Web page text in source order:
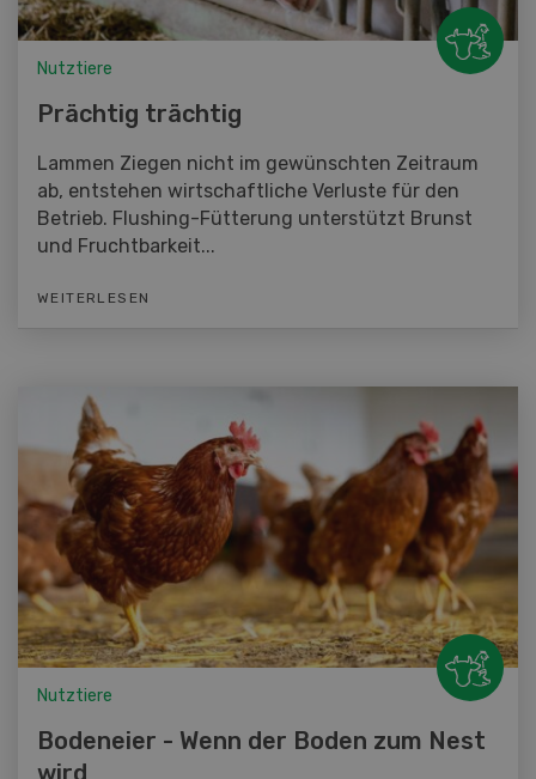
Nutztiere
Prächtig trächtig
Lammen Ziegen nicht im gewünschten Zeitraum
ab, entstehen wirtschaftliche Verluste für den
Betrieb. Flushing-Fütterung unterstützt Brunst
und Fruchtbarkeit...
WEITERLESEN
Nutztiere
Bodeneier - Wenn der Boden zum Nest
wird